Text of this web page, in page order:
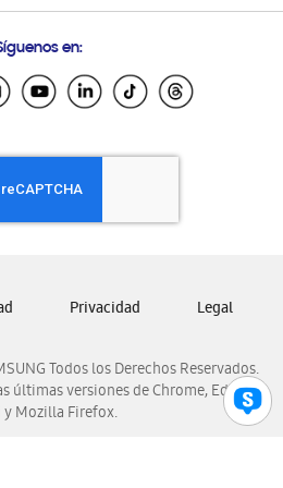
Ecuador
El Salvador
Honduras
Nicaragua
Panamá
Venezuela
en:
Todos los Derechos Reservados.
últimas versiones de Chrome, Edge,
y Mozilla Firefox.
Privacidad Legal